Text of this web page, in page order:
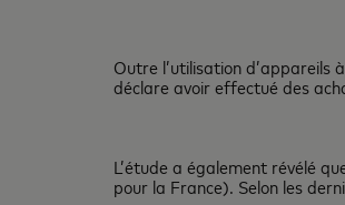
Outre l’utilisation
déclare avoir effectué des
L’étude a également révélé
pour la France). Selon les